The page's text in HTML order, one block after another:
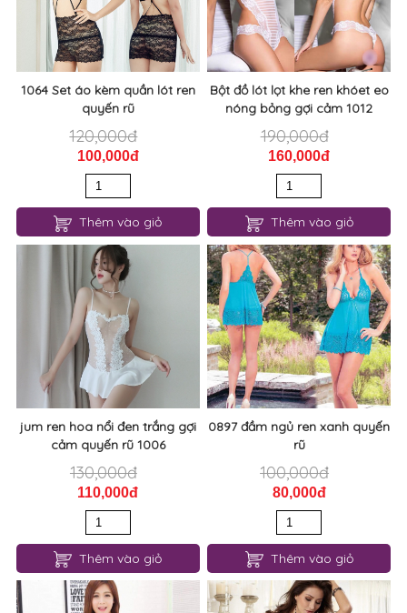
80,000đ
Thêm vào giỏ
105,000đ
Thêm vào giỏ
1064 Set áo kèm quần lót ren
quyến rũ
120,000đ
100,000đ
Thêm vào giỏ
Bột đồ lót lọt khe ren khóet eo
nóng bỏng gợi cảm 1012
190,000đ
160,000đ
Thêm vào giỏ